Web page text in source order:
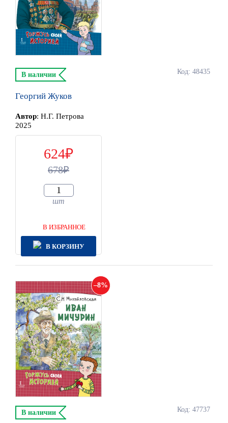
Код: 48435
В наличии
Георгий Жуков
Автор: Н.Г. Петрова
2025
624
678
шт
В ИЗБРАННОЕ
В КОРЗИНУ
8
Код: 47737
В наличии